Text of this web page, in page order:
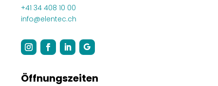
+41 34 408 10 00
info@elentec.ch
Öffnungszeiten